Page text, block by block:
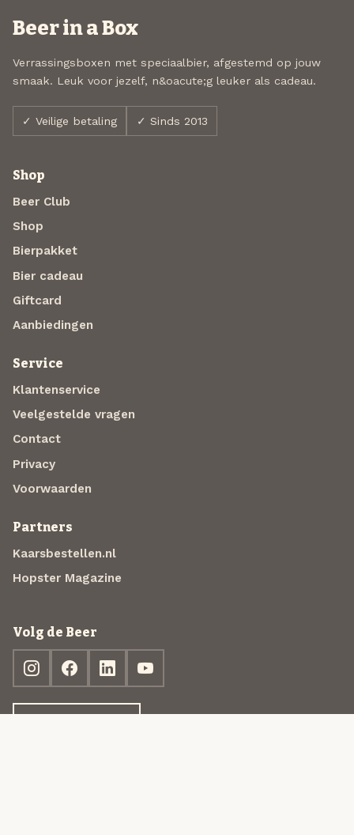
Beer in a Box
Verrassingsboxen met speciaalbier, afgestemd op jouw
smaak. Leuk voor jezelf, n&oacute;g leuker als cadeau.
✓ Veilige betaling ✓ Sinds 2013
Shop
Beer Club
Shop
Bierpakket
Bier cadeau
Giftcard
Aanbiedingen
Service
Klantenservice
Veelgestelde vragen
Contact
Privacy
Voorwaarden
Partners
Kaarsbestellen.nl
Hopster Magazine
Volg de Beer